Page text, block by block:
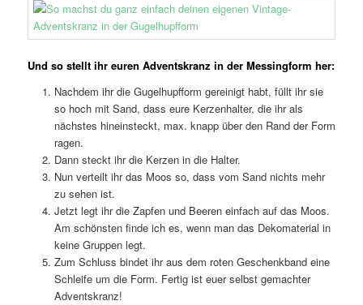
Und so stellt ihr euren Adventskranz in der Messingform her:
Nachdem ihr die Gugelhupfform gereinigt habt, füllt ihr sie
so hoch mit Sand, dass eure Kerzenhalter, die ihr als
nächstes hineinsteckt, max. knapp über den Rand der Form
ragen.
Dann steckt ihr die Kerzen in die Halter.
Nun verteilt ihr das Moos so, dass vom Sand nichts mehr
zu sehen ist.
Jetzt legt ihr die Zapfen und Beeren einfach auf das Moos.
Am schönsten finde ich es, wenn man das Dekomaterial in
keine Gruppen legt.
Zum Schluss bindet ihr aus dem roten Geschenkband eine
Schleife um die Form. Fertig ist euer selbst gemachter
Adventskranz!